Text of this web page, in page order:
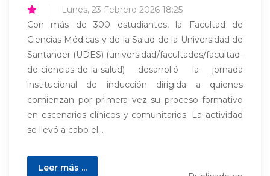
Lunes, 23 Febrero 2026 18:25
Con más de 300 estudiantes, la Facultad de
Ciencias Médicas y de la Salud de la Universidad de
Santander (UDES) (universidad/facultades/facultad-
de-ciencias-de-la-salud) desarrolló la jornada
institucional de inducción dirigida a quienes
comienzan por primera vez su proceso formativo
en escenarios clínicos y comunitarios. La actividad
se llevó a cabo el...
Leer más ...